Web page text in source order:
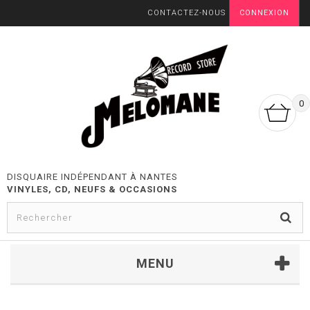
CONNEXION
CONTACTEZ-NOUS
0
DISQUAIRE INDÉPENDANT À NANTES
VINYLES, CD, NEUFS & OCCASIONS
MENU